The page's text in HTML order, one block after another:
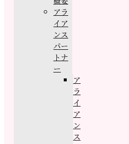
アラ
イア
ンス
パー
トナ
ー
ア
ラ
イ
ア
ン
ス